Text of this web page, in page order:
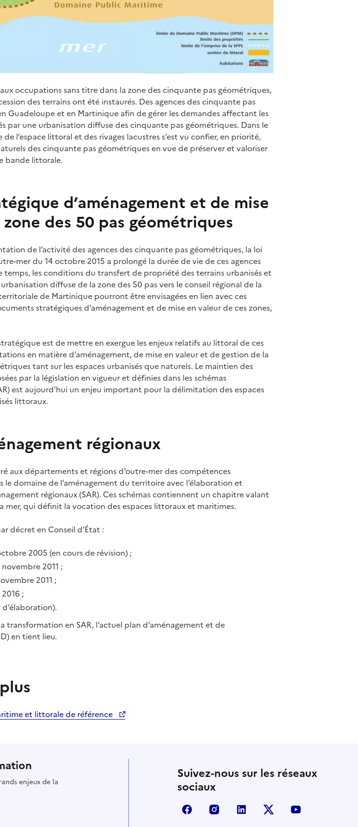
occupations sans titre dans la zone des cinquante pas géométriques,
des terrains ont été instaurés. Des agences des cinquante pas
Guadeloupe et en Martinique afin de gérer les demandes affectant les
par une urbanisation diffuse des cinquante pas géométriques. Dans le
l’espace littoral et des rivages lacustres s’est vu confier, en priorité,
des cinquante pas géométriques en vue de préserver et valoriser
bande littorale.
d’aménagement et de mise
des 50 pas géométriques
de l’activité des agences des cinquante pas géométriques, la loi
mer du 14 octobre 2015 a prolongé la durée de vie de ces agences
temps, les conditions du transfert de propriété des terrains urbanisés et
diffuse de la zone des 50 pas vers le conseil régional de la
de Martinique pourront être envisagées en lien avec ces
stratégiques d’aménagement et de mise en valeur de ces zones,
est de mettre en exergue les enjeux relatifs au littoral de ces
en matière d’aménagement, de mise en valeur et de gestion de la
tant sur les espaces urbanisés que naturels. Le maintien des
par la législation en vigueur et définies dans les schémas
est aujourd’hui un enjeu important pour la délimitation des espaces
littoraux.
régionaux
aux départements et régions d’outre-mer des compétences
domaine de l’aménagement du territoire avec l’élaboration et
régionaux (SAR). Ces schémas contiennent un chapitre valant
mer, qui définit la vocation des espaces littoraux et maritimes.
décret en Conseil d’État :
2005 (en cours de révision) ;
2011 ;
2011 ;
;
transformation en SAR, l’actuel plan d’aménagement et de
en tient lieu.
et littorale de référence
enjeux de la
Suivez-nous sur les réseaux
sociaux
facebook - Ministère de la Transition
instagram - Ministère de la
linkedin - Ministère de la
x (anciennement